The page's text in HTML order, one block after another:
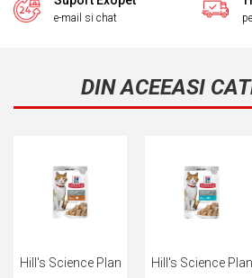
e-mail si chat
DIN ACEEASI
Hill's Science Plan Hill's Science Plan